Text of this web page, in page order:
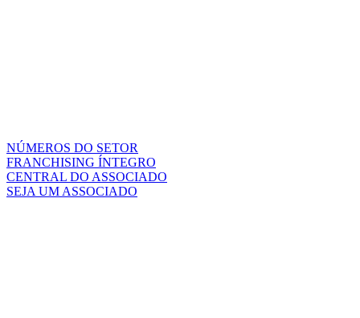
NÚMEROS DO SETOR
FRANCHISING ÍNTEGRO
CENTRAL DO ASSOCIADO
SEJA UM ASSOCIADO